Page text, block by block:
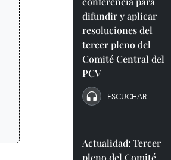
difundir y aplicar
resoluciones del
tercer pleno del
Comité Central del
PCV
ESCUCHAR
Actualidad: Tercer
pleno del Comité